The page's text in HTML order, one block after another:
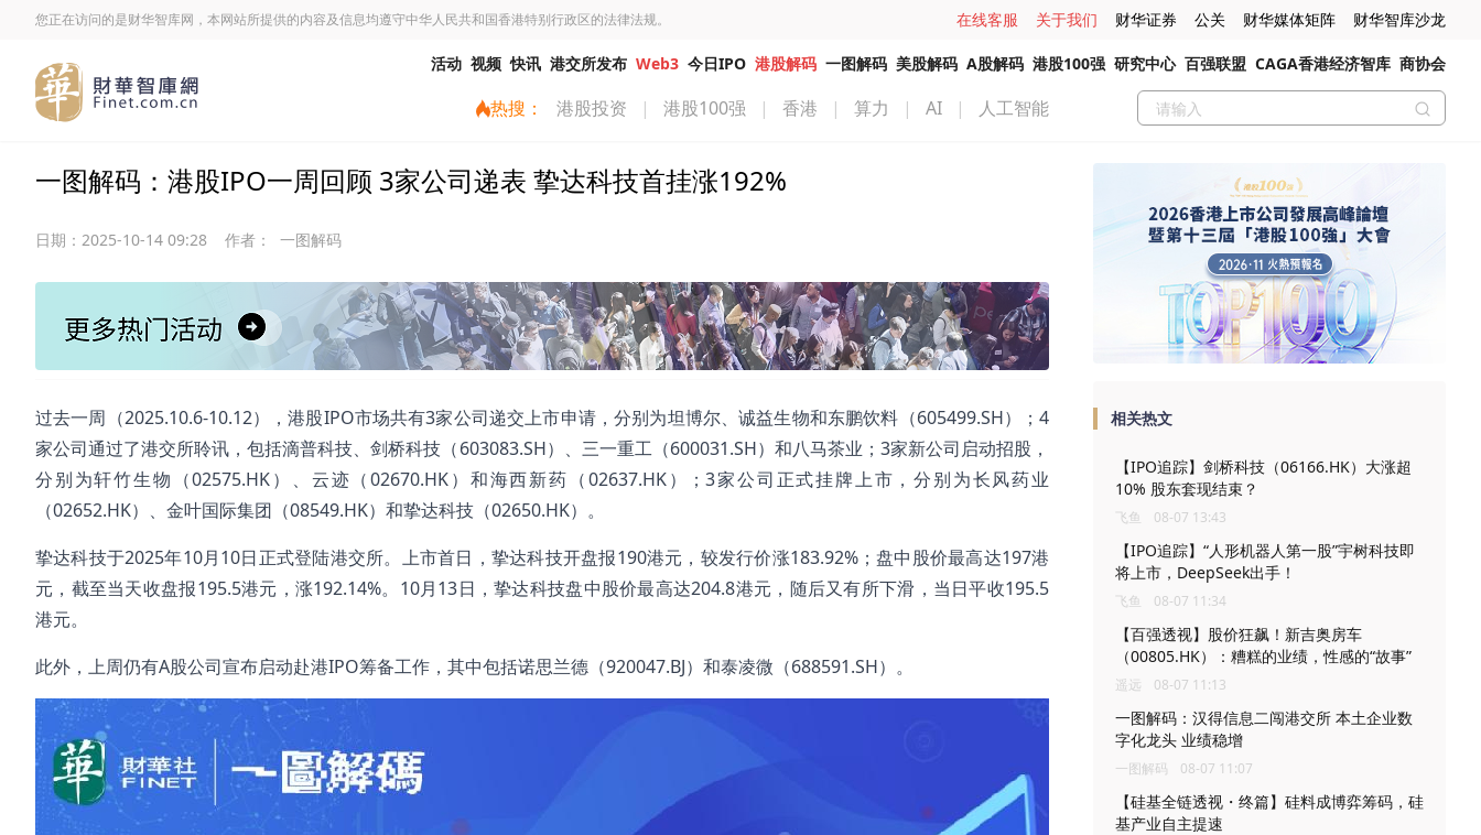
您正在访问的是财华智库网，本网站所提供的内容及信息均遵守中华人民共和国香港特别行政区的法律法规。 在线客服 关于我们 财华证券 公关 财华媒体矩阵 财华智库沙龙
活动 视频 快讯 港交所发布 Web3 今日IPO 港股解码 一图解码 美股解码 A股解码 港股100强 研究中心 百强联盟 CAGA香港经济智库 商协会
热搜： 港股投资 | 港股100强 | 香港 | 算力 | AI | 人工智能
一图解码：港股IPO一周回顾 3家公司递表 挚达科技首挂涨192%
日期： 2025-10-14 09:28 作者： 一图解码
过去一周（2025.10.6-10.12），港股IPO市场共有3家公司递交上市申请，分别为坦博尔、诚益生物和东鹏饮料（605499.SH）；4
家公司通过了港交所聆讯，包括滴普科技、剑桥科技（603083.SH）、三一重工（600031.SH）和八马茶业；3家新公司启动招股，
分别为轩竹生物（02575.HK）、云迹（02670.HK）和海西新药（02637.HK）；3家公司正式挂牌上市，分别为长风药业
（02652.HK）、金叶国际集团（08549.HK）和挚达科技（02650.HK）。
挚达科技于2025年10月10日正式登陆港交所。上市首日，挚达科技开盘报190港元，较发行价涨183.92%；盘中股价最高达197港
元，截至当天收盘报195.5港元，涨192.14%。10月13日，挚达科技盘中股价最高达204.8港元，随后又有所下滑，当日平收195.5
港元。
此外，上周仍有A股公司宣布启动赴港IPO筹备工作，其中包括诺思兰德（920047.BJ）和泰凌微（688591.SH）。
相关热文
【IPO追踪】剑桥科技（06166.HK）大涨超
10% 股东套现结束？
飞鱼 08-07 13:43
【IPO追踪】“人形机器人第一股”宇树科技即
将上市，DeepSeek出手！
飞鱼 08-07 11:34
【百强透视】股价狂飙！新吉奥房车
（00805.HK）：糟糕的业绩，性感的“故事”
遥远 08-07 11:13
一图解码：汉得信息二闯港交所 本土企业数
字化龙头 业绩稳增
一图解码 08-07 11:07
【硅基全链透视・终篇】硅料成博弈筹码，硅
基产业自主提速